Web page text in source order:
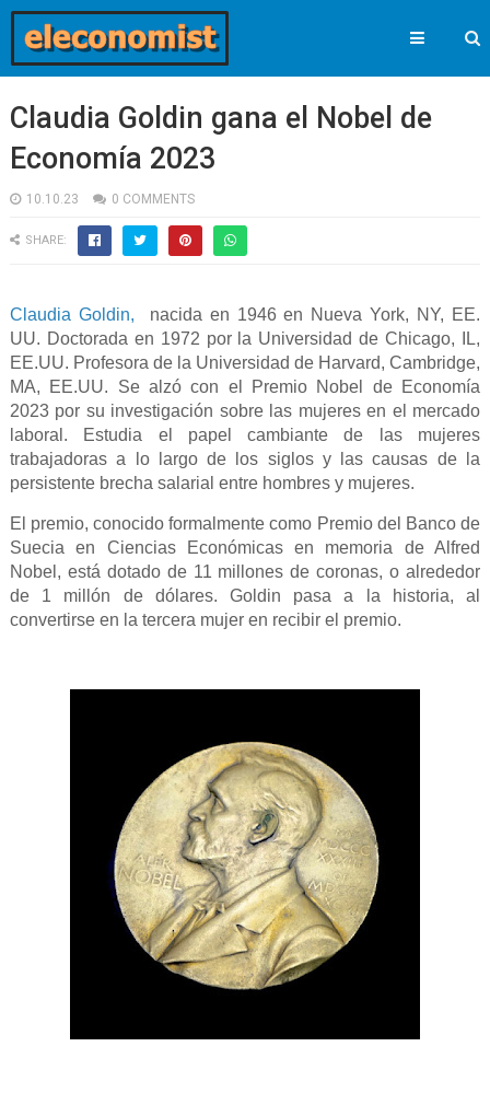
Claudia Goldin gana el Nobel de
Economía 2023
10.10.23 0 COMMENTS
SHARE:
Claudia Goldin,
nacida en 1946 en Nueva York, NY, EE.
UU. Doctorada en 1972 por la Universidadde Chicago, IL,
EE.UU. Profesora de la Universidad de Harvard, Cambridge,
MA, EE.UU. Se alzó con el Premio Nobel de Economía
2023 por su investigación sobre las mujeres en el mercado
laboral.
Estudia el papel cambiante de las mujeres
trabajadoras a lo largo de los siglos y las causas de la
persistente brecha salarial entre hombres y mujeres.
El premio, conocido formalmente como Premio del Banco de
Suecia en Ciencias Económicas en memoria de Alfred
Nobel, está dotado de 11 millones de coronas, o alrededor
de 1 millón de dólares. Goldin pasa a la historia, al
convertirse en la tercera mujer en recibir el premio.